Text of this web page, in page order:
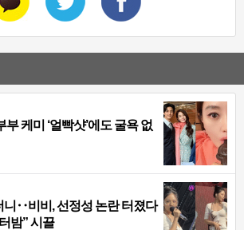
케미 ‘얼빡샷’에도 굴욕 없
니‥비비, 선정성 논란 터졌다
밤” 시끌